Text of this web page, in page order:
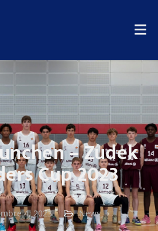
– Zudek
Cup 2023
4, 2023 News